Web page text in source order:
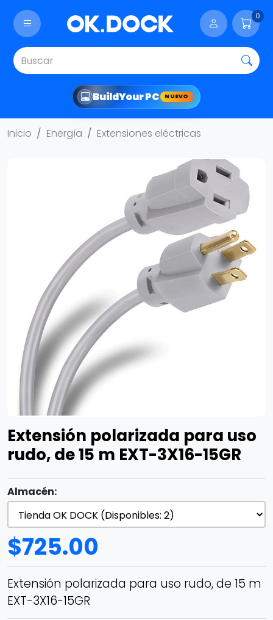
0
BuildYour PC NUEVO
Inicio Energía Extensiones eléctricas
Extensión polarizada para uso
rudo, de 15 m EXT-3X16-15GR
Almacén:
$725.00
Extensión polarizada para uso rudo, de 15 m
EXT-3X16-15GR